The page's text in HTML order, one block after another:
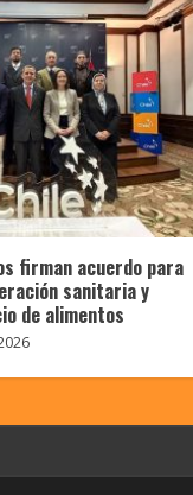
firman acuerdo para
sanitaria y
de alimentos